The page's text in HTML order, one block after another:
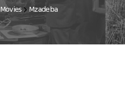
Movies Mzadeba